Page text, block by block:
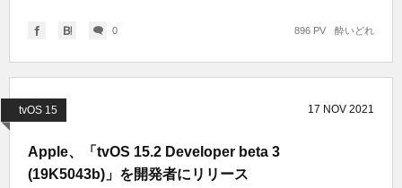
0 酔いどれ
896 PV
tvOS 15 17 NOV 2021
Apple、「tvOS 15.2 Developer beta 3
(19K5043b)」を開発者にリリース